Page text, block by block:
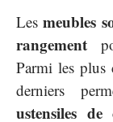
Lesmeubles
rangement
Parmi les plus
derniers
ustensiles de